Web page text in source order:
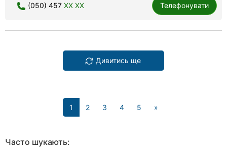
(050) 457 XX XX Телефонувати
Дивитись ще
1 (current)
2 3 4 5 »
Часто шукають: